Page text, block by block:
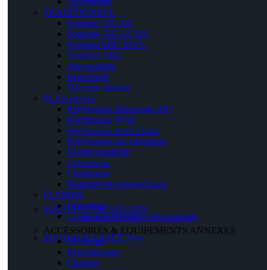
TRADITIONNEL
Soudage TIG DC
Soudage TIG AC/DC
Soudage MIG MAG
Soudage ARC
Microplasma
Innershield
Découpe plasma
PLASTIQUE
Polyfuseuse Infrarouge (IR)
Polyfuseuse WNF
Polyfuseuse Bout à bout
Polyfuseuse par emboiture
Electro soudable
Extrudeuse
Chalumeau
Soudage par géomenbrane
FLAMME
Détendeur
Chalumeau Brasage / Oxycoupage
SOUDAGE DE GOUJON
SOUDAGE LASER New
ACCESSOIRES & EQUIPEMENTS ANNEXES
Dévidoirs
Refroidisseurs
Chariots